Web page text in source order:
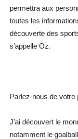
permettra aux
toutes les
découverte des
s’appelle Oz.
Parlez-nous de
J’ai découvert le
notamment le